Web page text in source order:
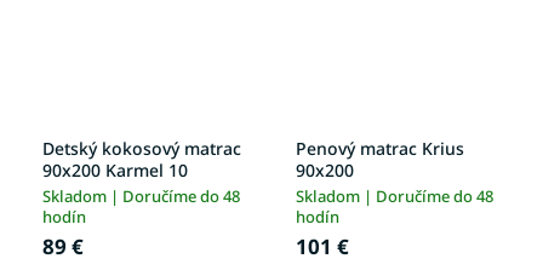
Detský kokosový matrac
90x200 Karmel 10
Skladom | Doručíme do 48
hodín
89 €
Penový matrac Krius
90x200
Skladom | Doručíme do 48
hodín
101 €